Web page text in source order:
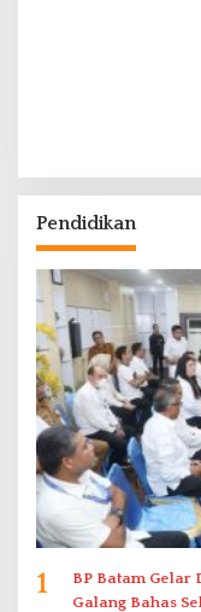
Pendidikan
1
BP Batam Gelar
Galang Bahas